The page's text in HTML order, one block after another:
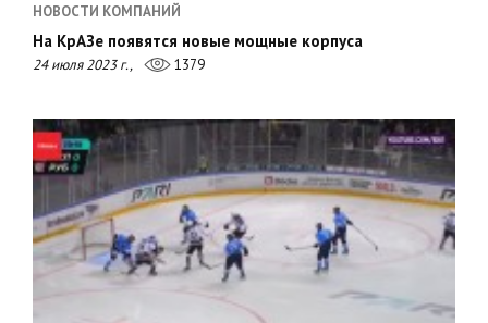
НОВОСТИ КОМПАНИЙ
На КрАЗе появятся новые мощные корпуса
24 июля 2023 г., 1379